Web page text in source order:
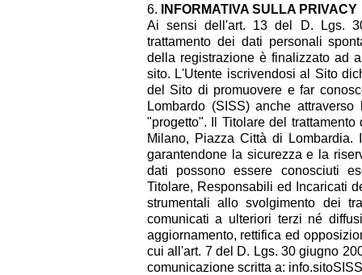
INFORMATIVA SULLA PRIVACY
Ai sensi dell'art. 13 del D. Lgs.
trattamento dei dati personali
della registrazione è finalizzato ad
sito. L'Utente iscrivendosi al Sito
del Sito di promuovere e far
Lombardo (SISS) anche
"progetto". Il Titolare del
Milano, Piazza Città di Lombardia.
garantendone la sicurezza e la
dati possono essere conosciuti
Titolare, Responsabili ed Incaricati
strumentali allo svolgimento dei
comunicati a ulteriori terzi né
aggiornamento, rettifica ed
cui all'art. 7 del D. Lgs. 30 giugno
comunicazione scritta a: